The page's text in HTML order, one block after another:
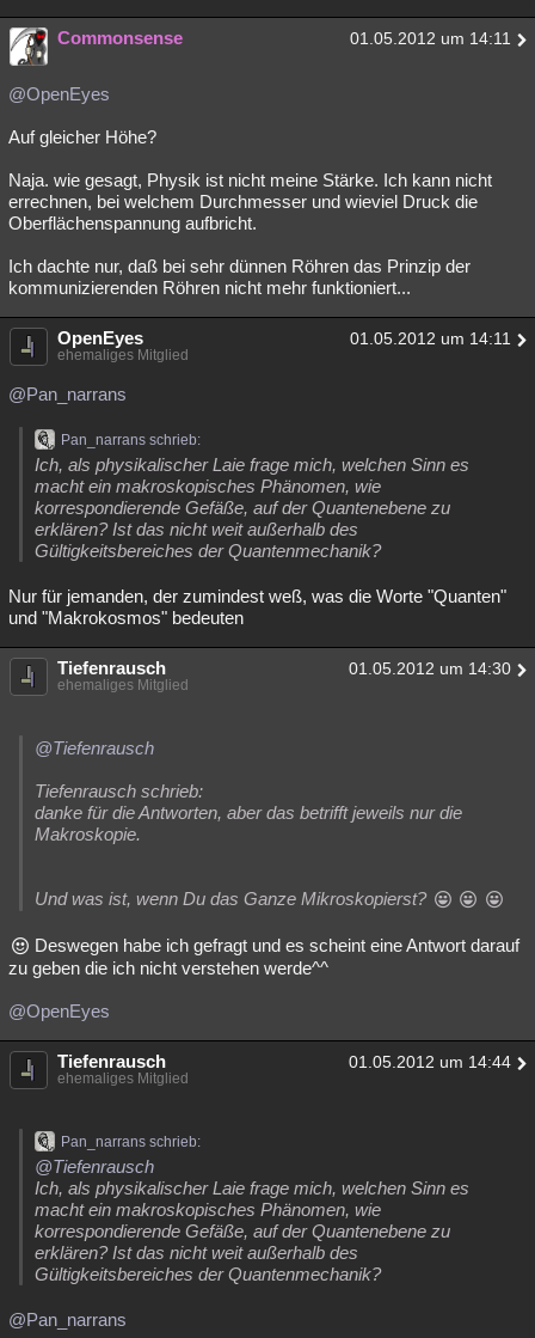
Commonsense 01.05.2012 um 14:11
@OpenEyes
Auf gleicher Höhe?
Naja. wie gesagt, Physik ist nicht meine Stärke. Ich kann nicht
errechnen, bei welchem Durchmesser und wieviel Druck die
Oberflächenspannung aufbricht.
Ich dachte nur, daß bei sehr dünnen Röhren das Prinzip der
kommunizierenden Röhren nicht mehr funktioniert...
OpenEyes 01.05.2012 um 14:11
ehemaliges Mitglied
@Pan_narrans
Pan_narrans schrieb:
Ich, als physikalischer Laie frage mich, welchen Sinn es
macht ein makroskopisches Phänomen, wie
korrespondierende Gefäße, auf der Quantenebene zu
erklären? Ist das nicht weit außerhalb des
Gültigkeitsbereiches der Quantenmechanik?
Nur für jemanden, der zumindest weß, was die Worte "Quanten"
und "Makrokosmos" bedeuten
Tiefenrausch 01.05.2012 um 14:30
ehemaliges Mitglied
@Tiefenrausch
Tiefenrausch schrieb:
danke für die Antworten, aber das betrifft jeweils nur die
Makroskopie.
Und was ist, wenn Du das Ganze Mikroskopierst?
Deswegen habe ich gefragt und es scheint eine Antwort darauf
zu geben die ich nicht verstehen werde^^
@OpenEyes
Tiefenrausch 01.05.2012 um 14:44
ehemaliges Mitglied
Pan_narrans schrieb:
@Tiefenrausch
Ich, als physikalischer Laie frage mich, welchen Sinn es
macht ein makroskopisches Phänomen, wie
korrespondierende Gefäße, auf der Quantenebene zu
erklären? Ist das nicht weit außerhalb des
Gültigkeitsbereiches der Quantenmechanik?
@Pan_narrans